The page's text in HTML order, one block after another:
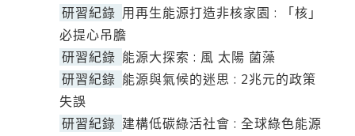
研習紀錄 用再生能源打造非核家園 : 「核」
必提心吊膽
研習紀錄 能源大探索 : 風 太陽 菌藻
研習紀錄 能源與氣候的迷思 : 2兆元的政策
失誤
研習紀錄 建構低碳綠活社會 : 全球綠色能源